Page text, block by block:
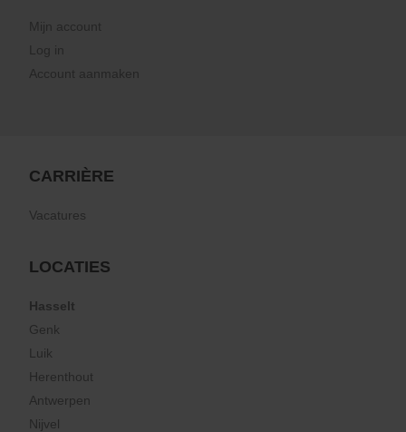
Mijn account
Log in
Account aanmaken
CARRIÈRE
Vacatures
LOCATIES
Hasselt
Genk
Luik
Herenthout
Antwerpen
Nijvel